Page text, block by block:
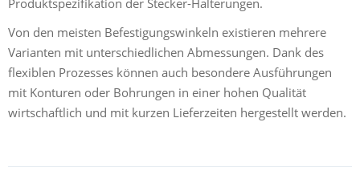
Produktspezifikation der Stecker-Halterungen.
Von den meisten Befestigungswinkeln existieren mehrere
Varianten mit unterschiedlichen Abmessungen. Dank des
flexiblen Prozesses können auch besondere Ausführungen
mit Konturen oder Bohrungen in einer hohen Qualität
wirtschaftlich und mit kurzen Lieferzeiten hergestellt werden.